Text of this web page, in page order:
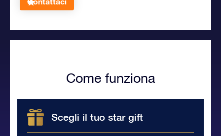
Come funziona
Scegli il tuo star gift